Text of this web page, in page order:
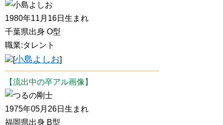
小島よしお
1980年11月16日生まれ
千葉県出身 O型
職業:タレント
[小島よしお]
【流出中の卒アル画像】
つるの剛士
1975年05月26日生まれ
福岡県出身 B型